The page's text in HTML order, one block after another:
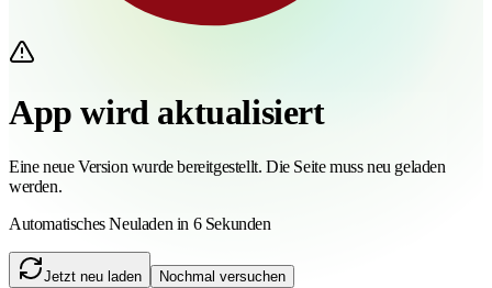
App wird aktualisiert
Eine neue Version wurde bereitgestellt. Die Seite muss neu geladen
werden.
Automatisches Neuladen in 6 Sekunden
Jetzt neu laden Nochmal versuchen